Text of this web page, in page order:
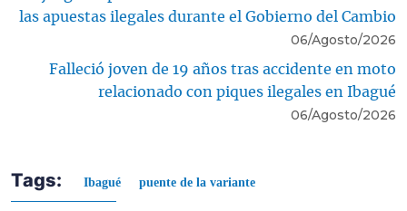
las apuestas ilegales durante el Gobierno del Cambio
06/Agosto/2026
Falleció joven de 19 años tras accidente en moto
relacionado con piques ilegales en Ibagué
06/Agosto/2026
Tags: Ibagué puente de la variante